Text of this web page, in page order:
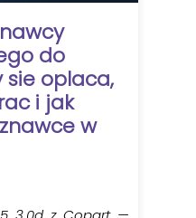
do
sie oplaca,
i jak
w